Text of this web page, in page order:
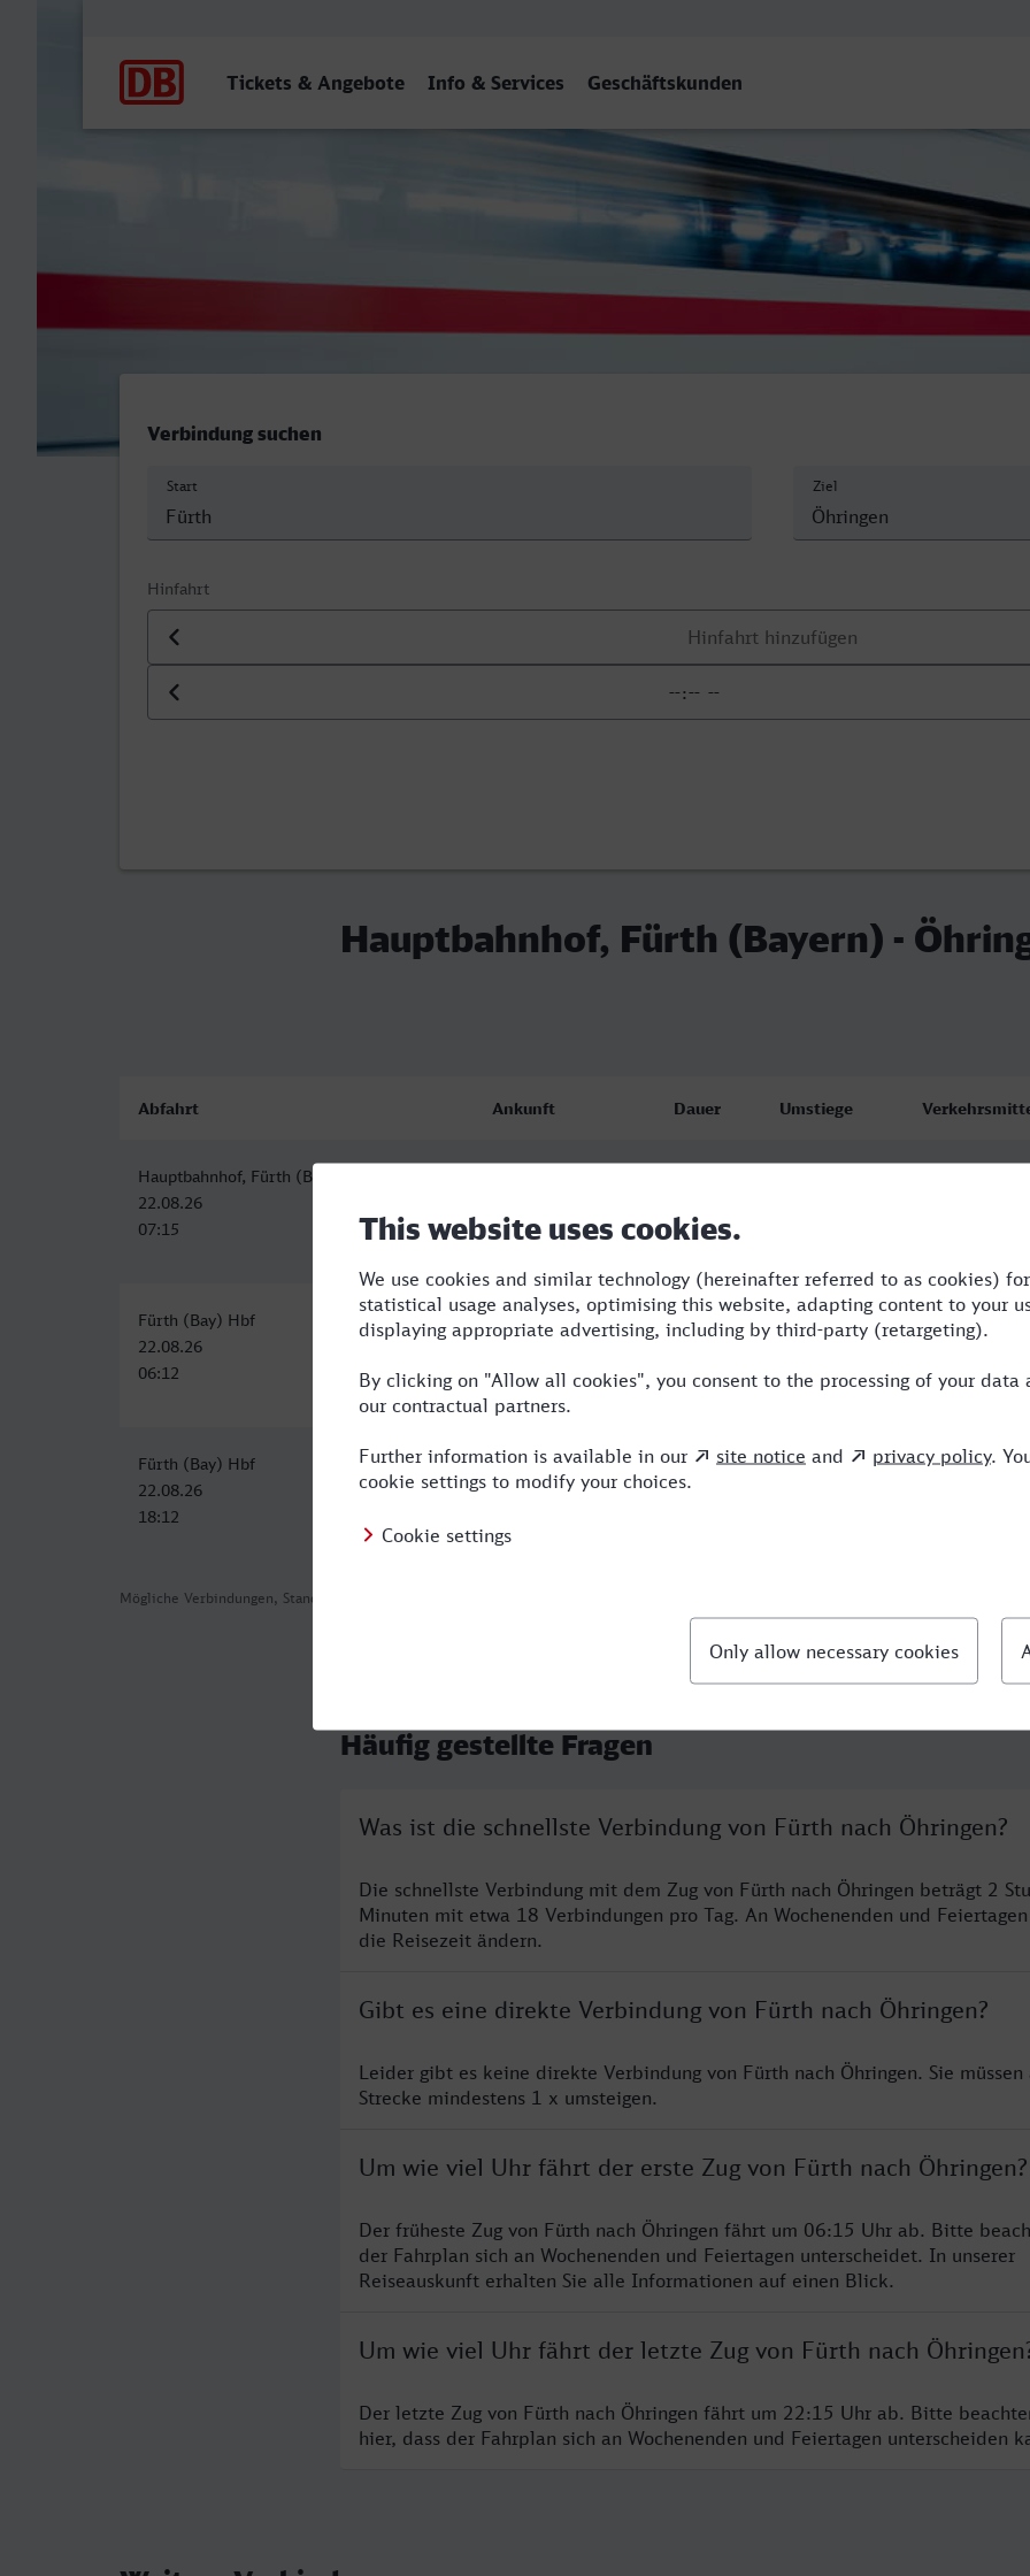
Tickets & Angebote Info & Services Geschäftskunden
Hauptbahnhof, Fürth (Bayern) - Öhringen Hbf
Verbindung suchen
Start Ziel
Hinfahrt
Datum der Hinfahrt
Uhrzeit der Hinfahrt
Hauptbahnhof, Fürth (Bayern) -
Mögliche Verbindungen, Stand: 2026-08-08 04:12
Abfahrt Ankunft Dauer Umstiege
Hauptbahnhof, Fürth (Bayern)
22.08.26
07:15
09:30
Fürth (Bay) Hbf
22.08.26
06:12
Öhringen Hbf
22.08.26
08:32
2:20 2 RB,RE,ARV
Fürth (Bay) Hbf
22.08.26
18:12
Öhringen Hbf
22.08.26
2:20 2 RB,RE,ARV
Häufig gestellte Fragen
Was ist die schnellste Verbindung von Fürth nach Öhringen?
Die schnellste Verbindung mit dem Zug von Fürth nach Öhringen beträgt 2
Minuten mit etwa 18 Verbindungen pro Tag. An Wochenenden und
die Reisezeit ändern.
Gibt es eine direkte Verbindung von Fürth nach Öhringen?
Leider gibt es keine direkte Verbindung von Fürth nach Öhringen. Sie
Strecke mindestens 1 x umsteigen.
Um wie viel Uhr fährt der erste Zug von Fürth nach Öhringen?
Der früheste Zug von Fürth nach Öhringen fährt um 06:15 Uhr ab. Bitte
der Fahrplan sich an Wochenenden und Feiertagen unterscheidet. In unserer
Reiseauskunft erhalten Sie alle Informationen auf einen Blick.
Um wie viel Uhr fährt der letzte Zug von Fürth nach
Der letzte Zug von Fürth nach Öhringen fährt um 22:15 Uhr ab. Bitte
hier, dass der Fahrplan sich an Wochenenden und Feiertagen unterscheiden